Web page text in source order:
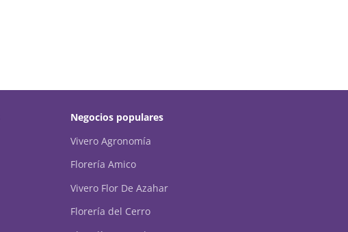
Negocios populares
Vivero Agronomía
Florería Amico
Vivero Flor De Azahar
Florería del Cerro